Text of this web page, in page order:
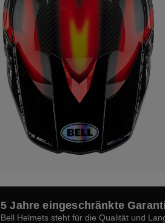
5 Jahre eingeschränkte
Bell Helmets steht für die Qualität und